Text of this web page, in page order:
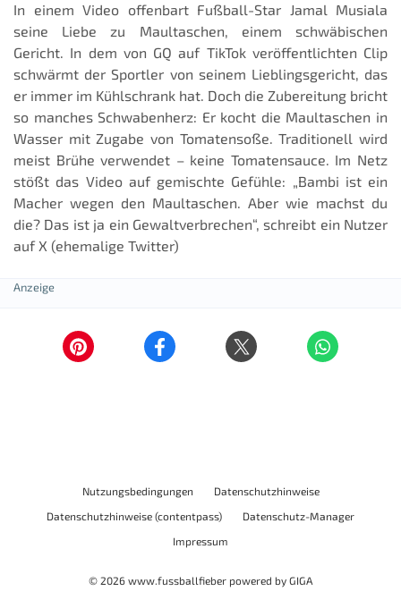
In einem Video offenbart Fußball-Star Jamal Musiala
seine Liebe zu Maultaschen, einem schwäbischen
Gericht. In dem von GQ auf TikTok veröffentlichten Clip
schwärmt der Sportler von seinem Lieblingsgericht, das
er immer im Kühlschrank hat. Doch die Zubereitung bricht
so manches Schwabenherz: Er kocht die Maultaschen in
Wasser mit Zugabe von Tomatensoße. Traditionell wird
meist Brühe verwendet – keine Tomatensauce. Im Netz
stößt das Video auf gemischte Gefühle: „Bambi ist ein
Macher wegen den Maultaschen. Aber wie machst du
die? Das ist ja ein Gewaltverbrechen“, schreibt ein Nutzer
auf X (ehemalige Twitter)
Nutzungsbedingungen
Datenschutzhinweise
Datenschutzhinweise (contentpass)
Datenschutz-Manager
Impressum
© 2026 www.fussballfieber powered by GIGA